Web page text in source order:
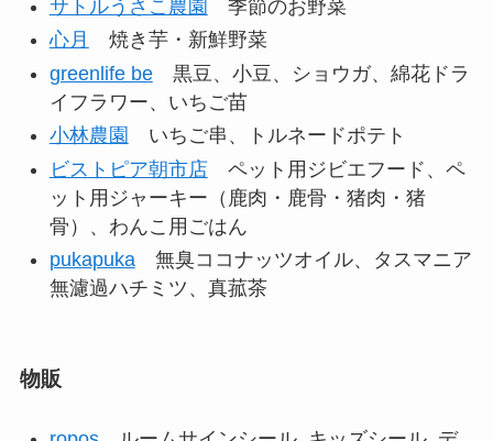
サトルうさこ農園
季節のお野菜
心月
焼き芋・新鮮野菜
greenlife be黒豆、小豆、ショウガ、綿花ドラ
イフラワー、いちご苗
小林農園
いちご串、トルネードポテト
ビストピア朝市店ペット用ジビエフード、ペ
ット用ジャーキー（鹿肉・鹿骨・猪肉・猪
骨）、わんこ用ごはん
pukapuka無臭ココナッツオイル、タスマニア
無濾過ハチミツ、真菰茶
物販